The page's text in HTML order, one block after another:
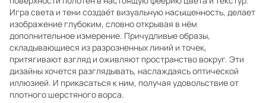
Игра света и тени создаёт визуальную насыщенность, делает
изображение глубоким, словно открывая в нём
дополнительное измерение. Причудливые образы,
складывающиеся из разрозненных линий и точек,
притягивают взгляд и оживляют пространство вокруг. Эти
дизайны хочется разглядывать, наслаждаясь оптической
иллюзией. И прикасаться к ним, получая удовольствие от
плотного шерстяного ворса.